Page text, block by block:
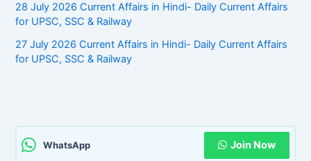
28 July 2026 Current Affairs in Hindi- Daily Current Affairs
for UPSC, SSC & Railway
27 July 2026 Current Affairs in Hindi- Daily Current Affairs
for UPSC, SSC & Railway
WhatsApp Join Now